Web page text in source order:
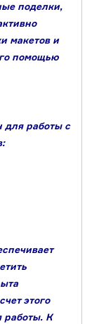
поделки,
макетов и
помощью
для работы с
этого
работы. К